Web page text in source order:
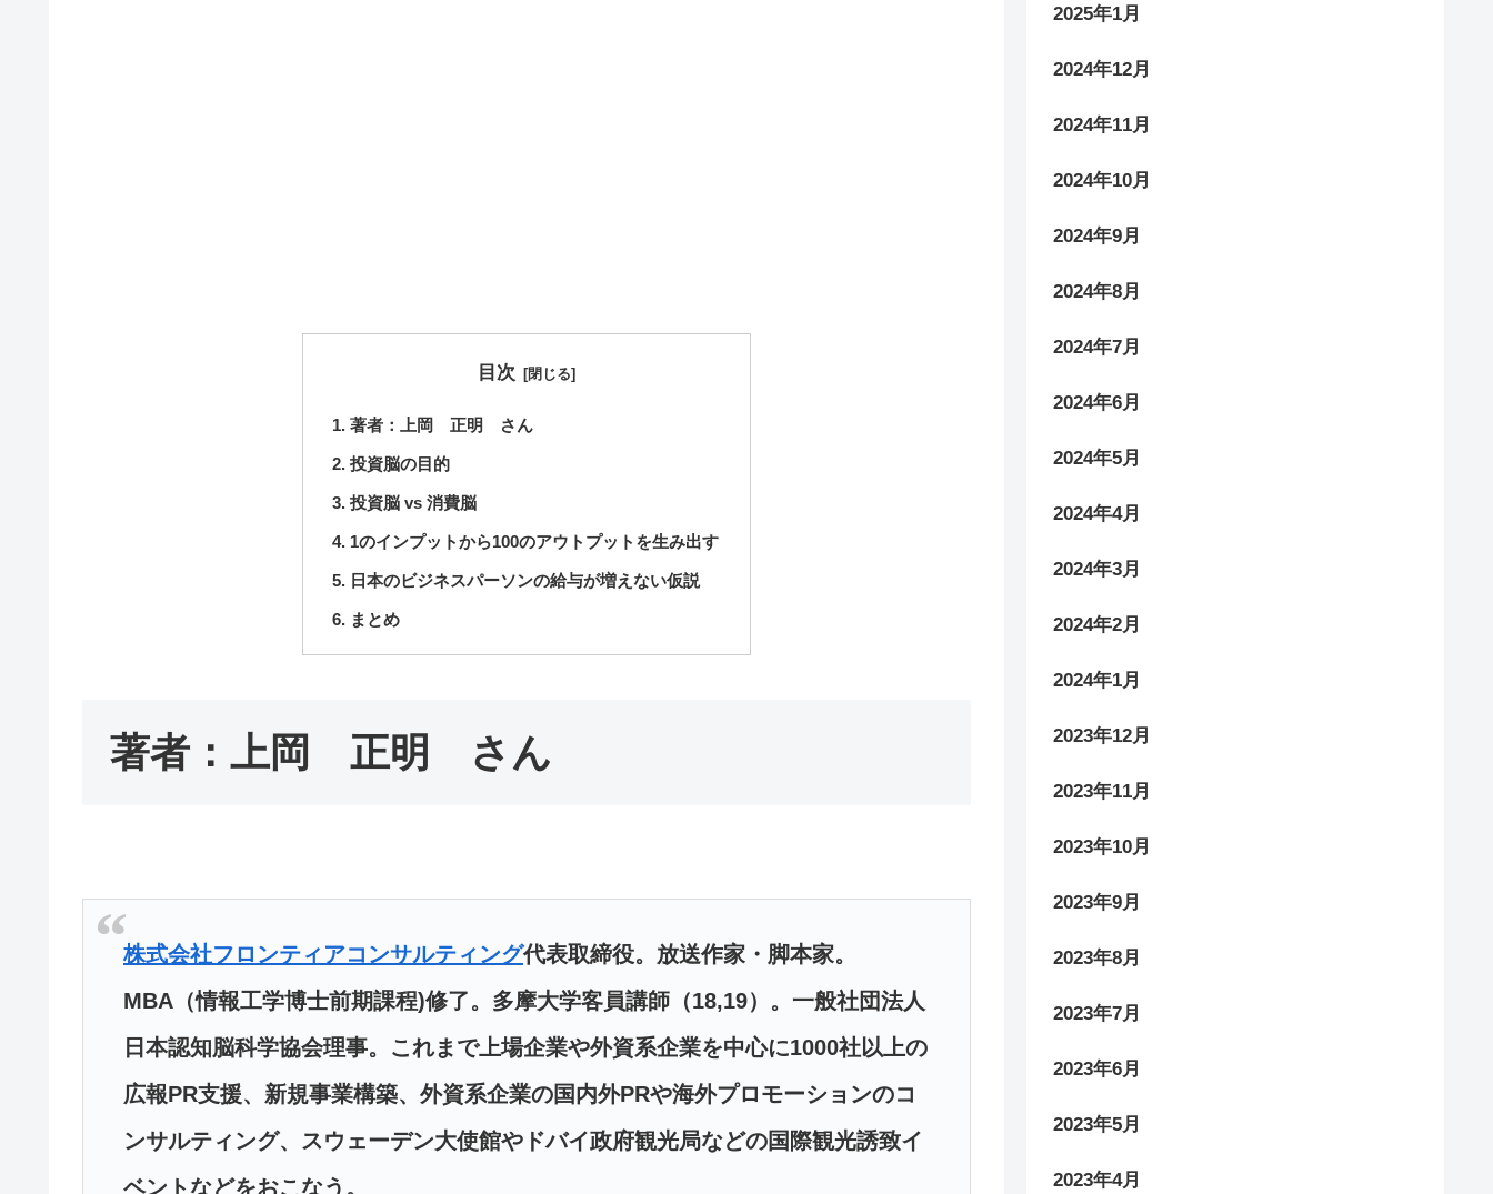
目次
著者：上岡 正明 さん
投資脳の目的
投資脳 vs 消費脳
1のインプットから100のアウトプットを生み出す
日本のビジネスパーソンの給与が増えない仮説
まとめ
著者：上岡 正明 さん
株式会社フロンティアコンサルティング代表取締役。放送作家・脚本家。
MBA（情報工学博士前期課程)修了。多摩大学客員講師（18,19）。一般社団法人
日本認知脳科学協会理事。これまで上場企業や外資系企業を中心に1000社以上の
広報PR支援、新規事業構築、外資系企業の国内外PRや海外プロモーションのコ
ンサルティング、スウェーデン大使館やドバイ政府観光局などの国際観光誘致イ
ベントなどをおこなう。
2025年1月
2024年12月
2024年11月
2024年10月
2024年9月
2024年8月
2024年7月
2024年6月
2024年5月
2024年4月
2024年3月
2024年2月
2024年1月
2023年12月
2023年11月
2023年10月
2023年9月
2023年8月
2023年7月
2023年6月
2023年5月
2023年4月